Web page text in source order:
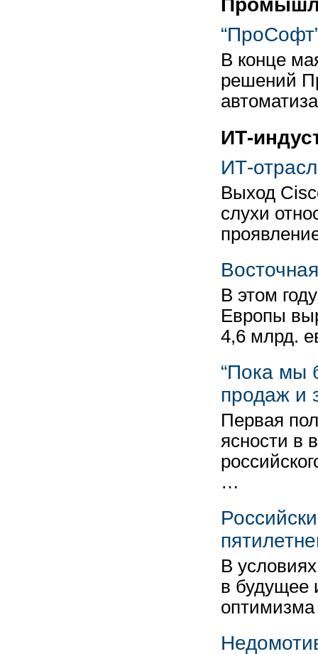
В конце
решений
ИТ-
ИТ-
Выход
слухи
В этом
Европы
4,6 млрд.
“Пока мы
продаж и
Первая
ясности в
…
В
в будущее
оптимизма